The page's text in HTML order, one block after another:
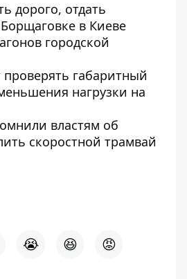
дорого, отдать
в Киеве
городской
проверять габаритный
нагрузки на
властям об
скоростной трамвай
😭 😆 😡